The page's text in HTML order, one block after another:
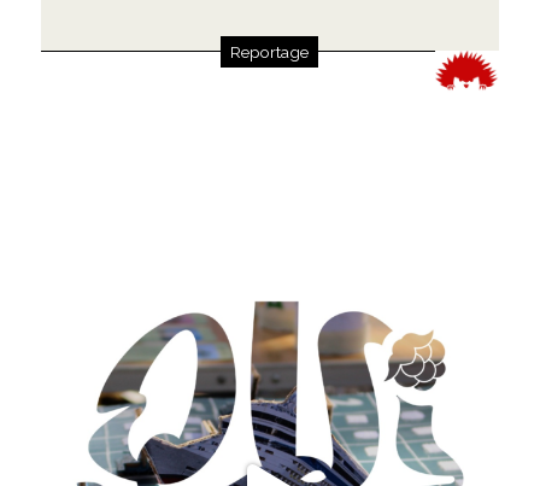
Reportage